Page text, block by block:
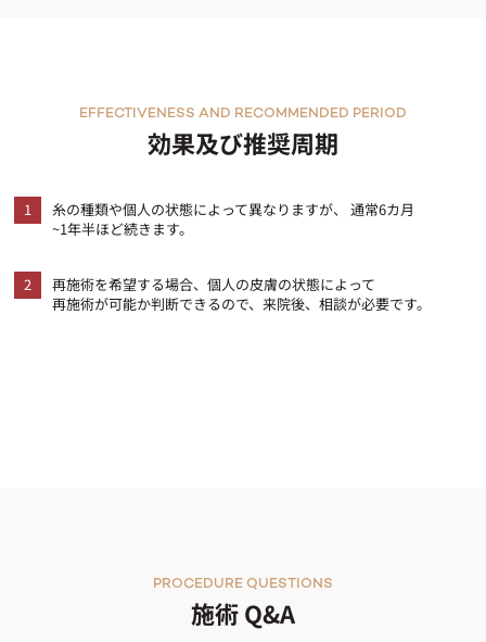
効果及び推奨周期
EFFECTIVENESS AND RECOMMENDED PERIOD
1
糸の種類や個人の状態によって異なりますが、 通常6カ月
~1年半ほど続きます。
2
再施術を希望する場合、個人の皮膚の状態によって
再施術が可能か判断できるので、来院後、相談が必要です。
施術 Q&A
PROCEDURE QUESTIONS